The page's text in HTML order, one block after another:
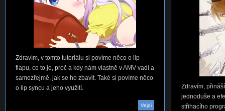
Zdravím, v tomto tutoriálu si povíme něco o lip
flapu, co to je, proč a kdy nám vlastně v AMV vadí a
samozřejmě, jak se ho zbavit. Také si povíme něco
o lip syncu a jeho využití.
Vejdi
Zdravím,
jednoduše a
střihacího